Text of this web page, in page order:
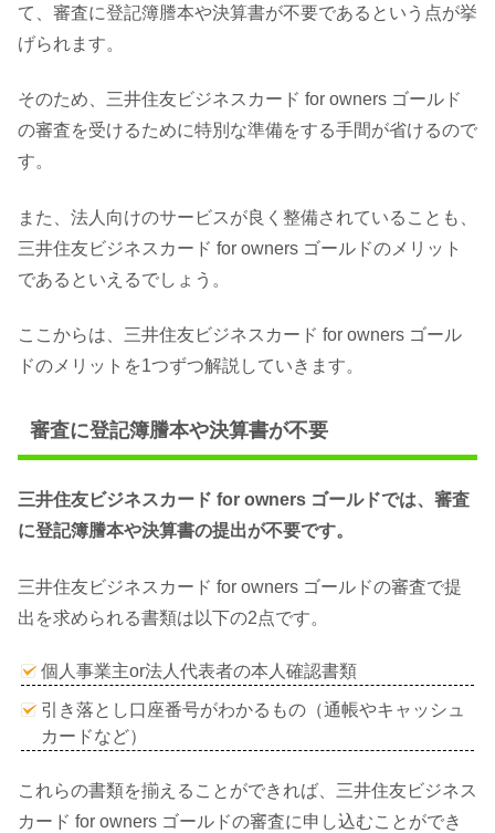
て、審査に登記簿謄本や決算書が不要であるという点が挙
げられます。
そのため、三井住友ビジネスカード for owners ゴールド
の審査を受けるために特別な準備をする手間が省けるので
す。
また、法人向けのサービスが良く整備されていることも、
三井住友ビジネスカード for owners ゴールドのメリット
であるといえるでしょう。
ここからは、三井住友ビジネスカード for owners ゴール
ドのメリットを1つずつ解説していきます。
審査に登記簿謄本や決算書が不要
三井住友ビジネスカード for owners ゴールドでは、審査
に登記簿謄本や決算書の提出が不要です。
三井住友ビジネスカード for owners ゴールドの審査で提
出を求められる書類は以下の2点です。
個人事業主or法人代表者の本人確認書類
引き落とし口座番号がわかるもの（通帳やキャッシュ
カードなど）
これらの書類を揃えることができれば、三井住友ビジネス
カード for owners ゴールドの審査に申し込むことができ